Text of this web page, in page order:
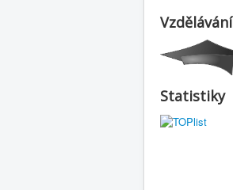
Vzdělávání
Statistiky